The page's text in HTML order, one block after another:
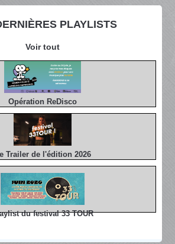
PLAYLISTS
Voir tout
Opération ReDisco
Trailer de l'édition 2026
du festival 33 TOUR